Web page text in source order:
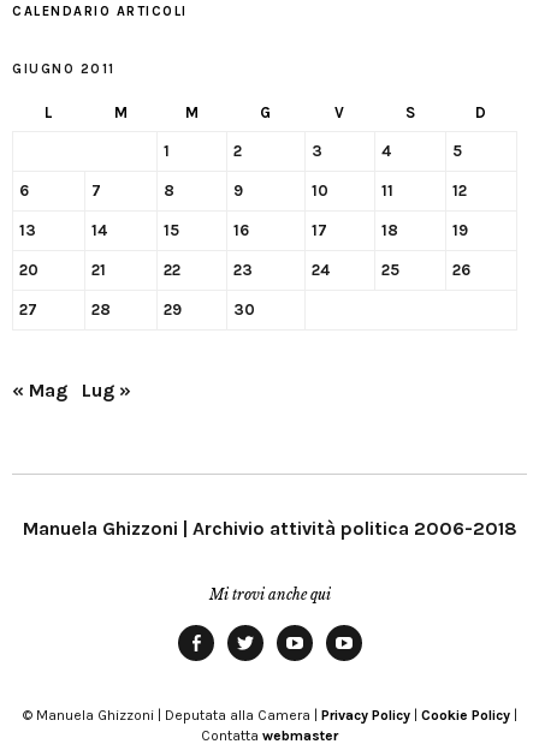
CALENDARIO ARTICOLI
GIUGNO 2011
L M M G V S D
1 2 3 4 5
6 7 8 9 10 11 12
13 14 15 16 17 18 19
20 21 22 23 24 25 26
27 28 29 30
« Mag Lug »
Manuela Ghizzoni | Archivio attività politica 2006-2018
Mi trovi anche qui
Modena
© Manuela Ghizzoni | Deputata alla Camera | Privacy Policy| Cookie Policy|
Contatta webmaster